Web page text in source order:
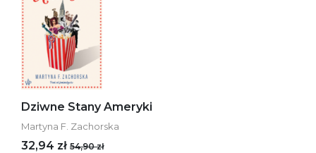
Dziwne Stany Ameryki
Martyna F. Zachorska
32,94 zł 54,90 zł